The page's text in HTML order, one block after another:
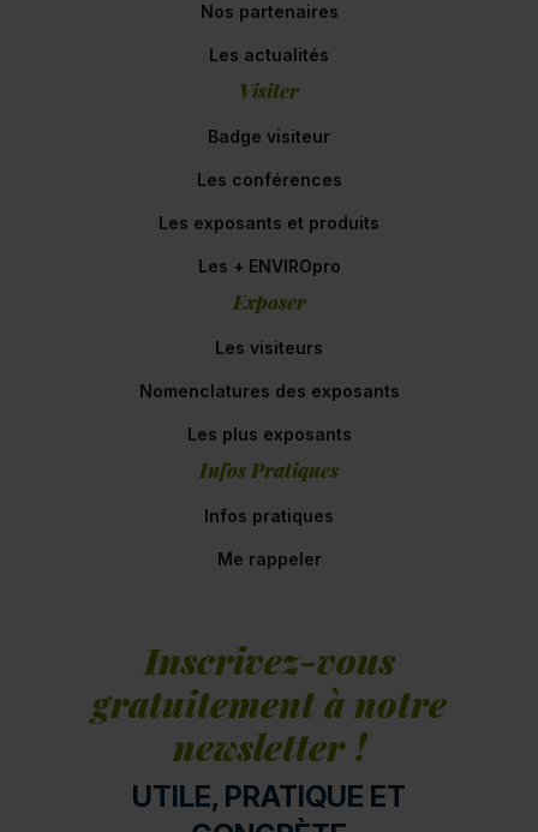
Nos partenaires
Les actualités
Visiter
Badge visiteur
Les conférences
Les exposants et produits
Les + ENVIROpro
Exposer
Les visiteurs
Nomenclatures des exposants
Les plus exposants
Infos Pratiques
Infos pratiques
Me rappeler
Inscrivez-vous
gratuitement à notre
newsletter !
UTILE, PRATIQUE ET